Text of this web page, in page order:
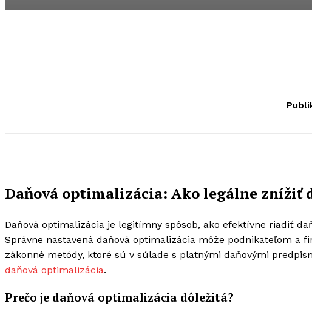
Daňová optimalizácia: Ako legálne znížiť
Daňová optimalizácia je legitímny spôsob, ako efektívne riadiť
Správne nastavená daňová optimalizácia môže podnikateľom a
zákonné metódy, ktoré sú v súlade s platnými daňovými
daňová optimalizácia.
Prečo je daňová optimalizácia dôležitá?